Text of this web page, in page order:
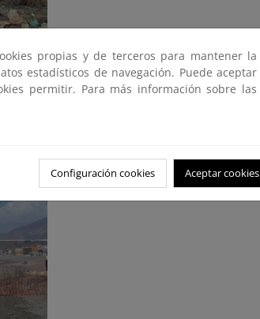
(Terminada, 2015)
propias y de terceros para mantener la
estadísticos de navegación. Puede aceptar
permitir. Para más información sobre las
Configuración cookies Aceptar cookies